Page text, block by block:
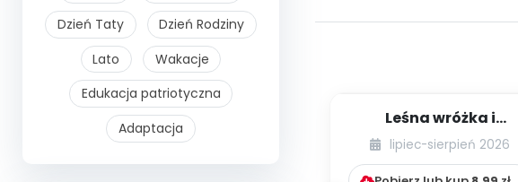
Dzień Taty
Dzień Rodziny
Lato
Wakacje
Edukacja patriotyczna
Adaptacja
Leśna wróżka i
przyjaciele
lipiec-sierpień 2026